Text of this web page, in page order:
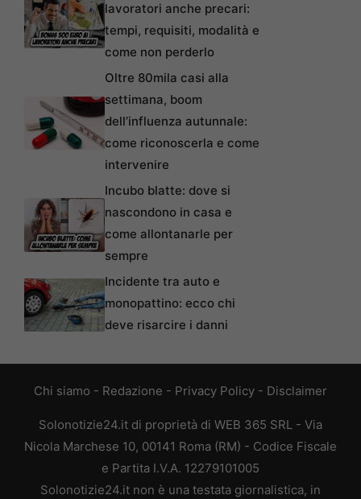
lavoratori anche precari:
tempi, requisiti, modalità e
come non perderlo
Oltre 80mila casi alla
settimana, boom
dell’influenza autunnale:
come riconoscerla e come
intervenire
Incubo blatte: dove si
nascondono in casa e
come allontanarle per
sempre
Incidente tra auto e
monopattino: ecco chi
deve risarcire i danni
Chi siamo - Redazione - Privacy Policy - Disclaimer
Solonotizie24.it di proprietà di WEB 365 SRL - Via
Nicola Marchese 10, 00141 Roma (RM) - Codice Fiscale
e Partita I.V.A. 12279101005
Solonotizie24.it non è una testata giornalistica, in